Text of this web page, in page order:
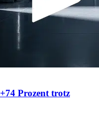
Prozent trotz